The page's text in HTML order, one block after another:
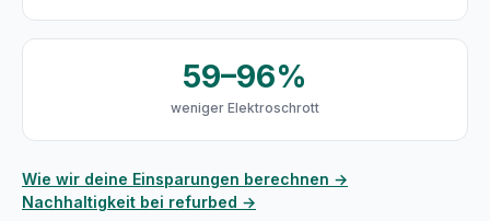
59–96%
weniger Elektroschrott
Wie wir deine Einsparungen berechnen →
Nachhaltigkeit bei refurbed →